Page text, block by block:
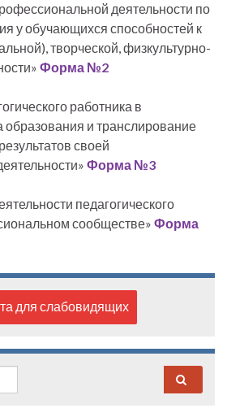
деятельности по
у обучающихся способностей к
творческой, физкультурно-
Форма №2
работника в
и транслирование
своей
Форма №3
педагогического
сообществе» Форма
для слабовидящих